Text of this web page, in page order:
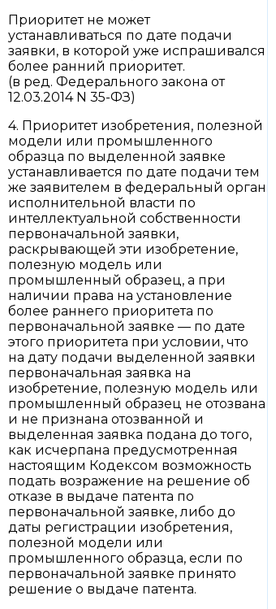
Приоритет не может
устанавливаться по дате подачи
заявки, в которой уже испрашивался
более ранний приоритет.
(в ред. Федерального закона от
12.03.2014 N 35-ФЗ)
4. Приоритет изобретения, полезной
модели или промышленного
образца по выделенной заявке
устанавливается по дате подачи тем
же заявителем в федеральный орган
исполнительной власти по
интеллектуальной собственности
первоначальной заявки,
раскрывающей эти изобретение,
полезную модель или
промышленный образец, а при
наличии права на установление
более раннего приоритета по
первоначальной заявке — по дате
этого приоритета при условии, что
на дату подачи выделенной заявки
первоначальная заявка на
изобретение, полезную модель или
промышленный образец не отозвана
и не признана отозванной и
выделенная заявка подана до того,
как исчерпана предусмотренная
настоящим Кодексом возможность
подать возражение на решение об
отказе в выдаче патента по
первоначальной заявке, либо до
даты регистрации изобретения,
полезной модели или
промышленного образца, если по
первоначальной заявке принято
решение о выдаче патента.